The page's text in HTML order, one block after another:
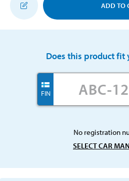
ADD TO
Does this product fit
FIN
No registration
SELECT CAR